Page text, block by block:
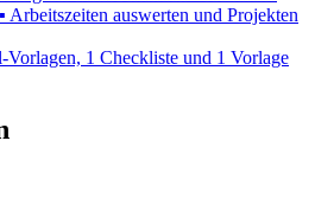
Arbeitszeiten auswerten und Projekten
1 Checkliste und 1 Vorlage